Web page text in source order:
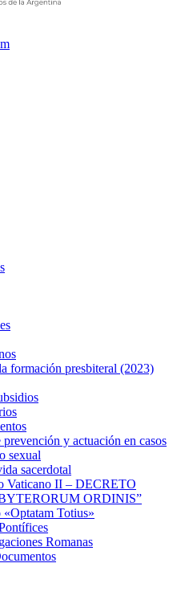
formación presbiteral (2023)
prevención y actuación en casos
sexual
sacerdotal
Vaticano II – DECRETO
ORDINIS”
«Optatam Totius»
Romanas